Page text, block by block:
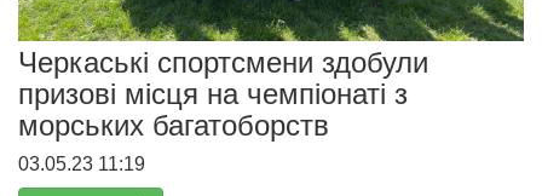
Черкаські спортсмени здобули
призові місця на чемпіонаті з
морських багатоборств
03.05.23 11:19